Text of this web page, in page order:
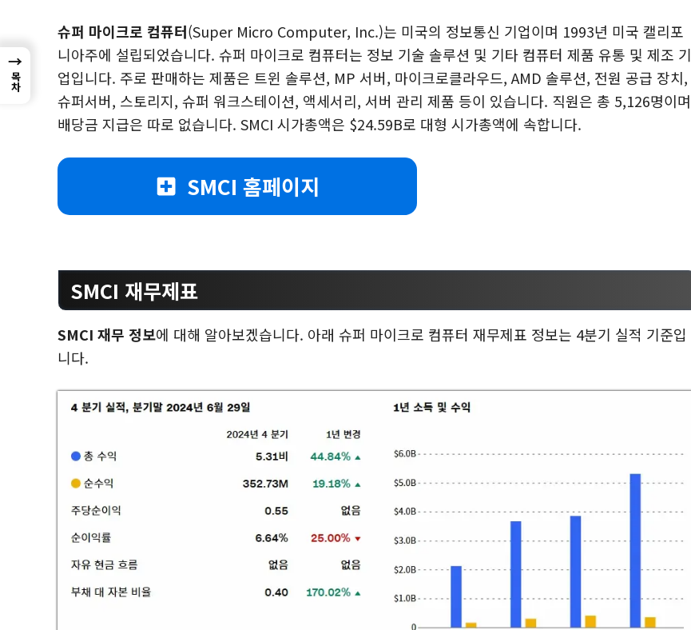
슈퍼 마이크로 컴퓨터(Super Micro Computer, Inc.)는 미국의 정보통신 기업이며 1993년 미국 캘리포
니아주에 설립되었습니다. 슈퍼 마이크로 컴퓨터는 정보 기술 솔루션 및 기타 컴퓨터 제품 유통 및 제조 기
업입니다. 주로 판매하는 제품은 트윈 솔루션, MP 서버, 마이크로클라우드, AMD 솔루션, 전원 공급 장치,
슈퍼서버, 스토리지, 슈퍼 워크스테이션, 액세서리, 서버 관리 제품 등이 있습니다. 직원은 총 5,126명이며
배당금 지급은 따로 없습니다. SMCI 시가총액은 $24.59B로 대형 시가총액에 속합니다.
SMCI 홈페이지
SMCI 재무제표
SMCI 재무 정보에 대해 알아보겠습니다. 아래 슈퍼 마이크로 컴퓨터 재무제표 정보는 4분기 실적 기준입
니다.
→
목차